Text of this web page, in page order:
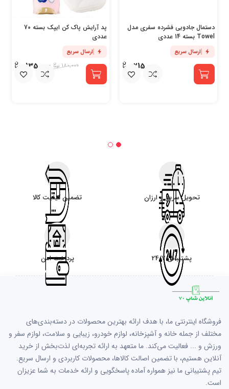
دستمال جادویی فشرده سفری مدل
Towel بسته 14 عددی
ارسال سریع
215,000
پد آرایش پاک کن ایپک بسته 70
عددی
ارسال سریع
180,000
135,000
تحویل سریع و ارزان تضمین کیفیت کالا
پشتیبانی 24/7 پرداخت امن
فروشگاه اینترنتی ما، با هدف ارائه بهترین محصولات در دسته‌بندی‌های
مختلف از جمله خانه و آشپزخانه، لوازم خودرو، زیبایی و سلامت، لوازم سفر و
ورزش و ... فعالیت می‌کند. ما متعهد به ارائه تجربه‌ای لذت‌بخش از خرید
آنلاین هستیم، با تضمین اصالت کالاها، محصولات کاربردی و ارسال سریع.
تیم پشتیبانی ما نیز همواره آماده پاسخگویی و ارائه خدمات به شما عزیزان
است.